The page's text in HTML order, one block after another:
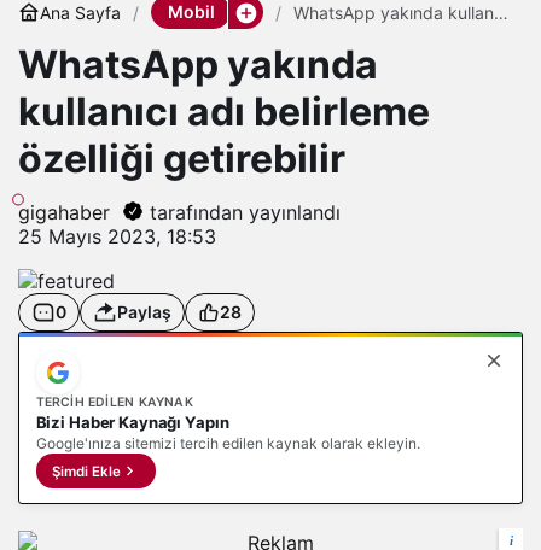
Ana Sayfa Mobil
WhatsApp yakında kullanıcı
getirebilir
WhatsApp yakında
kullanıcı adı belirleme
özelliği getirebilir
gigahaber
tarafından yayınlandı
25 Mayıs 2023, 18:53
0 Paylaş 28
TERCIH EDILEN KAYNAK
Bizi Haber Kaynağı Yapın
Google'ınıza sitemizi tercih edilen kaynak olarak ekleyin.
Şimdi Ekle
i